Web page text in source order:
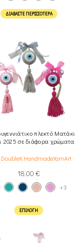
ΔΙΑΒΆΣΤΕ ΠΕΡΙΣΣΌΤΕΡΑ
πλεκτό Ματάκι
2025 σε διάφορα χρώματα
DoubleK.HandmadeYarnArt
18,00 €
+3
ΕΠΙΛΟΓΉ